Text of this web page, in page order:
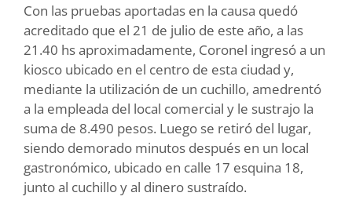
Con las pruebas aportadas en la causa quedó
acreditado que el 21 de julio de este año, a las
21.40 hs aproximadamente, Coronel ingresó a un
kiosco ubicado en el centro de esta ciudad y,
mediante la utilización de un cuchillo, amedrentó
a la empleada del local comercial y le sustrajo la
suma de 8.490 pesos. Luego se retiró del lugar,
siendo demorado minutos después en un local
gastronómico, ubicado en calle 17 esquina 18,
junto al cuchillo y al dinero sustraído.